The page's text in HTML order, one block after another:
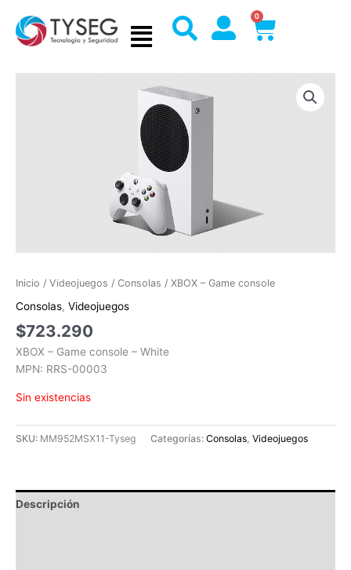
contenido
0
Cart
Inicio / Videojuegos / Consolas / XBOX – Game console
Consolas, Videojuegos
$723.290
XBOX – Game console – White
MPN: RRS-00003
Sin existencias
SKU: MM952MSX11-Tyseg Categorías: Consolas Videojuegos
Descripción